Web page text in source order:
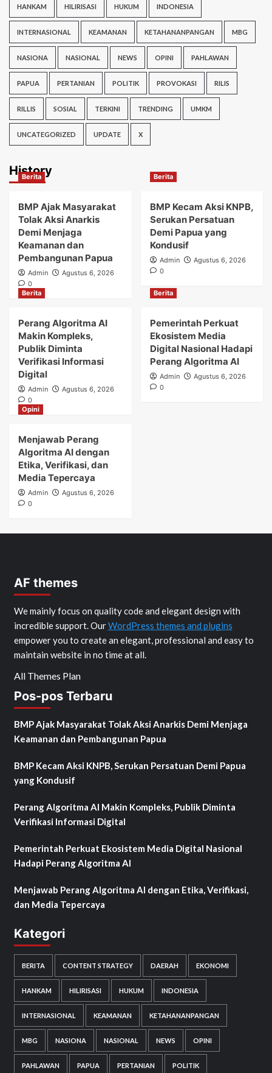
HANKAM HILIRISASI HUKUM INDONESIA
INTERNASIONAL KEAMANAN KETAHANANPANGAN MBG
NASIONA NASIONAL NEWS OPINI PAHLAWAN
PAPUA PERTANIAN POLITIK PROVOKASI RILIS
RILLIS SOSIAL TERKINI TRENDING UMKM
UNCATEGORIZED UPDATE X
History
Berita
BMP Ajak Masyarakat
Tolak Aksi Anarkis
Demi Menjaga
Keamanan dan
Pembangunan Papua
Admin
Agustus 6, 2026
0
Berita
BMP Kecam Aksi KNPB,
Serukan Persatuan
Demi Papua yang
Kondusif
Admin
Agustus 6, 2026
0
Berita
Perang Algoritma AI
Makin Kompleks,
Publik Diminta
Verifikasi Informasi
Digital
Admin
Agustus 6, 2026
0
Berita
Pemerintah Perkuat
Ekosistem Media
Digital Nasional Hadapi
Perang Algoritma AI
Admin
Agustus 6, 2026
0
Opini
Menjawab Perang
Algoritma AI dengan
Etika, Verifikasi, dan
Media Tepercaya
Admin
Agustus 6, 2026
0
AF themes
We mainly focus on quality code and elegant design with
incredible support. OurWordPress themes and plugins
empower you to create an elegant, professional and easy to
maintain website in no time at all.
All Themes Plan
Pos-pos Terbaru
BMP Ajak Masyarakat Tolak Aksi Anarkis Demi Menjaga
Keamanan dan Pembangunan Papua
BMP Kecam Aksi KNPB, Serukan Persatuan Demi Papua
yang Kondusif
Perang Algoritma AI Makin Kompleks, Publik Diminta
Verifikasi Informasi Digital
Pemerintah Perkuat Ekosistem Media Digital Nasional
Hadapi Perang Algoritma AI
Menjawab Perang Algoritma AI dengan Etika, Verifikasi,
dan Media Tepercaya
Kategori
BERITA CONTENT STRATEGY DAERAH EKONOMI
HANKAM HILIRISASI HUKUM INDONESIA
INTERNASIONAL KEAMANAN KETAHANANPANGAN
MBG NASIONA NASIONAL NEWS OPINI
PAHLAWAN PAPUA PERTANIAN POLITIK